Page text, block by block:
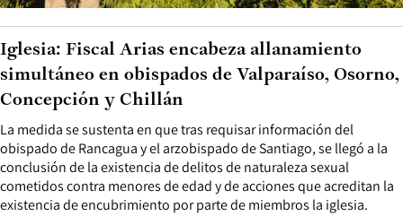
La medida se sustenta en que tras requisar información del
obispado de Rancagua y el arzobispado de Santiago, se llegó a la
conclusión de la existencia de delitos de naturaleza sexual
cometidos contra menores de edad y de acciones que acreditan la
existencia de encubrimiento por parte de miembros la iglesia.
Iglesia: Fiscal Arias encabeza allanamiento
simultáneo en obispados de Valparaíso, Osorno,
Concepción y Chillán